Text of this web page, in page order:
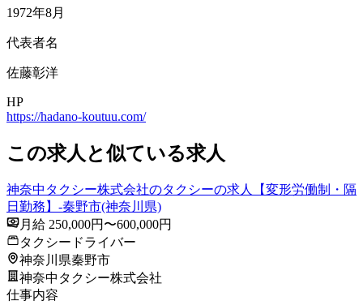
1972年8月
代表者名
佐藤彰洋
HP
https://hadano-koutuu.com/
この求人と似ている求人
神奈中タクシー株式会社のタクシーの求人【変形労働制・隔
日勤務】-秦野市(神奈川県)
月給 250,000円〜600,000円
タクシードライバー
神奈川県秦野市
神奈中タクシー株式会社
仕事内容